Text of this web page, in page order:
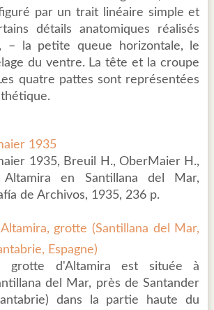
par un trait linéaire simple et
détails anatomiques réalisés
– la petite queue horizontale, le
du ventre. La tête et la croupe
quatre pattes sont représentées
1935
1935, Breuil H., OberMaier H.,
en Santillana del Mar,
de Archivos, 1935, 236 p.
Altamira, grotte (Santillana del Mar,
Espagne)
grotte d'Altamira est située à
del Mar, près de Santander
dans la partie haute du